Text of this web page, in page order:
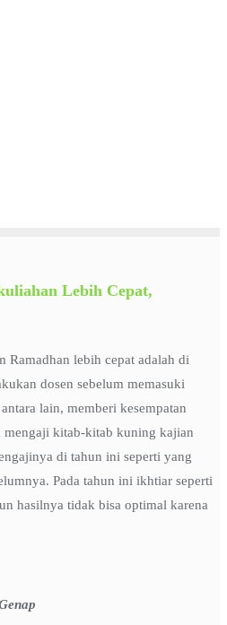
Lebih Cepat,
Ramadhan lebih cepat adalah di
dosen sebelum memasuki
lain, memberi kesempatan
mengaji kitab-kitab kuning kajian
di tahun ini seperti yang
Pada tahun ini ikhtiar seperti
hasilnya tidak bisa optimal karena